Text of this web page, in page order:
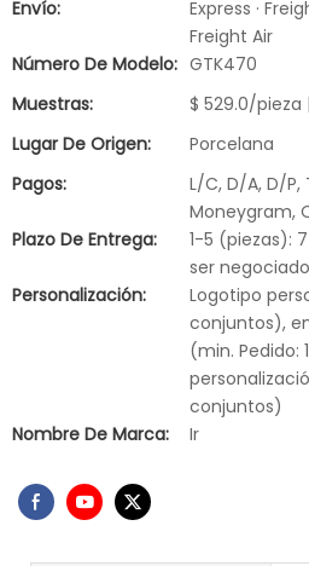
Envío:
Express ·
Freight Air
Número De Modelo: GTK470
Muestras:
$ 529.0/pieza
Lugar De Origen:
Porcelana
Pagos:
L/C, D/A, D/
Moneygram,
Plazo De Entrega:
1-5 (piezas):
ser
Personalización:
Logotipo
conjuntos),
(min. Pedido:
conjuntos)
Nombre De Marca:
Ir